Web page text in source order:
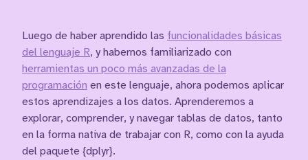
Luego de haber aprendido las funcionalidades básicas
del lenguaje R, y habernos familiarizado con
herramientas un poco más avanzadas de la
programación en este lenguaje, ahora podemos aplicar
estos aprendizajes a los datos. Aprenderemos a
explorar, comprender, y navegar tablas de datos, tanto
en la forma nativa de trabajar con R, como con la ayuda
del paquete {dplyr}.